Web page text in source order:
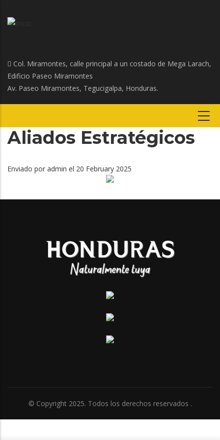
Col. Miramontes, calle principal a un costado de Mega Larach,
Edificio Paseo Miramontes
Av. Paseo Miramontes, Tegucigalpa, Honduras.
Aliados Estratégicos
Enviado por admin el 20 February 2025
© Copyright 2025. Todos los derechos reservados .